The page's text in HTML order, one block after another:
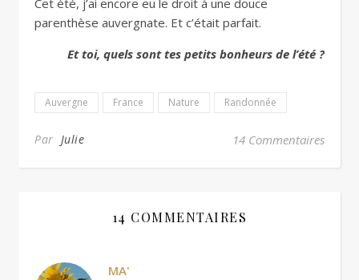
Cet été, j’ai encore eu le droit à une douce
parenthèse auvergnate. Et c’était parfait.
Et toi, quels sont tes petits bonheurs de l’été ?
Auvergne France Nature Randonnée
Par Julie 14 Commentaires
14 COMMENTAIRES
MA'